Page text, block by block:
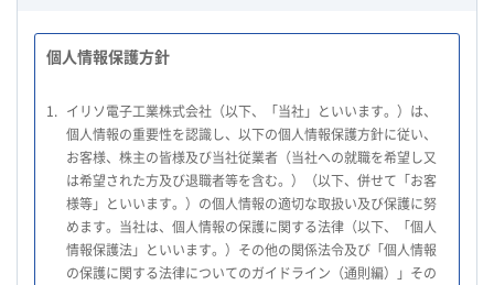
個人情報保護方針
1. イリソ電子工業株式会社（以下、「当社」といいます。）は、
個人情報の重要性を認識し、以下の個人情報保護方針に従い、
お客様、株主の皆様及び当社従業者（当社への就職を希望し又
は希望された方及び退職者等を含む。）（以下、併せて「お客
様等」といいます。）の個人情報の適切な取扱い及び保護に努
めます。当社は、個人情報の保護に関する法律（以下、「個人
情報保護法」といいます。）その他の関係法令及び「個人情報
の保護に関する法律についてのガイドライン（通則編）」その